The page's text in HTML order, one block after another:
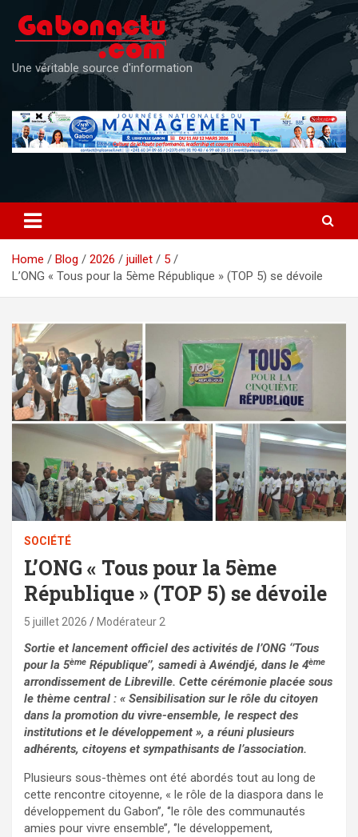
content
Une véritable source d'information
Home Blog 2026 juillet
5
L’ONG « Tous pour la 5ème République » (TOP 5) se dévoile
SOCIÉTÉ
L’ONG « Tous pour la 5ème
République » (TOP 5) se dévoile
5 juillet 2026 Modérateur 2
Sortie et lancement officiel des activités de l’ONG ‘’Tous
pour la 5ème République’’, samedi à Awéndjé, dans le 4ème
arrondissement de Libreville. Cette cérémonie placée sous
le thème central : « Sensibilisation sur le rôle du citoyen
dans la promotion du vivre-ensemble, le respect des
institutions et le développement », a réuni plusieurs
adhérents, citoyens et sympathisants de l’association.
‎Plusieurs sous-thèmes ont été abordés tout au long de
cette rencontre citoyenne, « le rôle de la diaspora dans le
développement du Gabon’’, ‘’le rôle des communautés
amies pour vivre ensemble’’, ‘’le développement,